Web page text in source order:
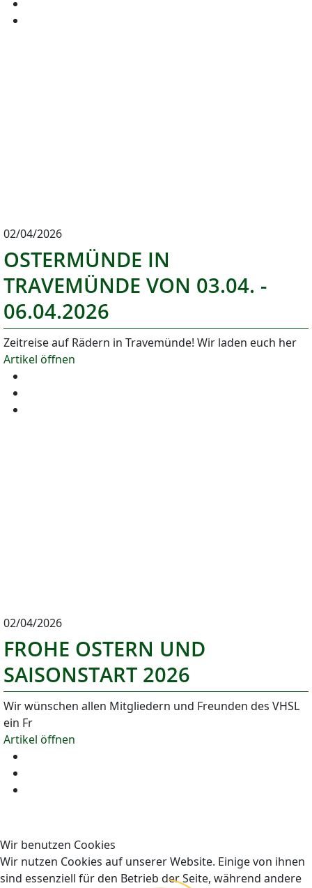
02/04/2026
OSTERMÜNDE IN
TRAVEMÜNDE VON 03.04. -
06.04.2026
Zeitreise auf Rädern in Travemünde! Wir laden euch her
Artikel öffnen
02/04/2026
FROHE OSTERN UND
SAISONSTART 2026
Wir wünschen allen Mitgliedern und Freunden des VHSL
ein Fr
Artikel öffnen
Wir benutzen Cookies
Wir nutzen Cookies auf unserer Website. Einige von ihnen
sind essenziell für den Betrieb der Seite, während andere